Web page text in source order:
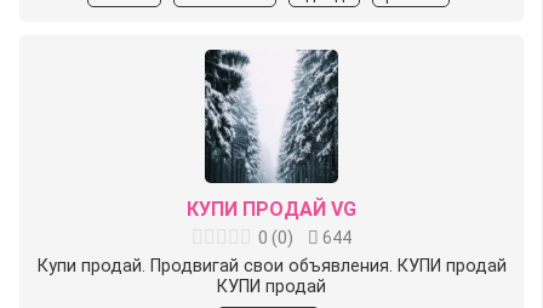
КУПИ ПРОДАЙ VG
0 (0)
644
Купи продай. Продвигай свои объявления. КУПИ продай
КУПИ продай